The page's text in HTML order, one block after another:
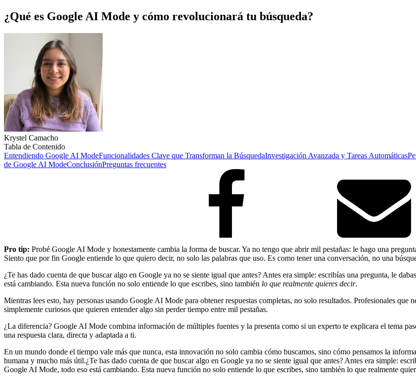
¿Qué es Google AI Mode y cómo revolucionará tu búsqueda?
Krystel Camacho
Tabla de Contenido
Entendiendo Google AI ModeFuncionalidades Clave que Transforman la BúsquedaInvestigación Avanzada y Tareas Automáticas
de Google AI ModeConclusiónPreguntas frecuentes
Pro tip: Probé Google AI Mode y honestamente cambia la forma de buscar. Ya no tengo que abrir mil pestañas: le hago una
Siento que por fin Google entiende lo que quiero decir, no solo las palabras que uso. Es como tener una conversación, no una
¿Te has dado cuenta de que buscar algo en Google ya no se siente igual que antes? Antes era simple: escribías una pregunta, le
está cambiando. Esta nueva función no solo entiende lo que escribes, sino también lo que realmente quieres decir.
Mientras lees esto, hay personas usando Google AI Mode para obtener respuestas completas, no solo resultados. Profesionales que
simplemente curiosos que quieren entender algo sin perder tiempo entre mil pestañas.
¿La diferencia? Google AI Mode combina información de múltiples fuentes y la presenta como si un experto te explicara el tema
una respuesta clara, directa y adaptada a ti.
En un mundo donde el tiempo vale más que nunca, esta innovación no solo cambia cómo buscamos, sino cómo pensamos la
humana y mucho más útil.¿Te has dado cuenta de que buscar algo en Google ya no se siente igual que antes? Antes era simple:
Google AI Mode, todo eso está cambiando. Esta nueva función no solo entiende lo que escribes, sino también lo que realmente